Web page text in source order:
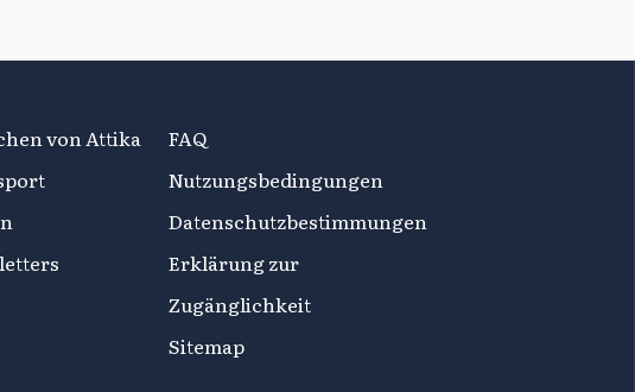
von Attika
FAQ
Nutzungsbedingungen
Datenschutzbestimmungen
Erklärung zur
Zugänglichkeit
Sitemap